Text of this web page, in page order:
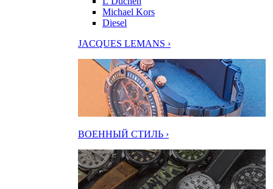
Michael Kors
Diesel
JACQUES LEMANS ›
ВОЕННЫЙ СТИЛЬ ›